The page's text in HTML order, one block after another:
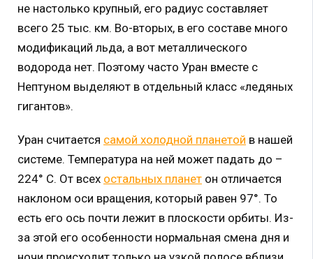
не настолько крупный, его радиус составляет
всего 25 тыс. км. Во-вторых, в его составе много
модификаций льда, а вот металлического
водорода нет. Поэтому часто Уран вместе с
Нептуном выделяют в отдельный класс «ледяных
гигантов».
Уран считается самой холодной планетой в нашей
системе. Температура на ней может падать до –
224° С. От всех остальных планет он отличается
наклоном оси вращения, который равен 97°. То
есть его ось почти лежит в плоскости орбиты. Из-
за этой его особенности нормальная смена дня и